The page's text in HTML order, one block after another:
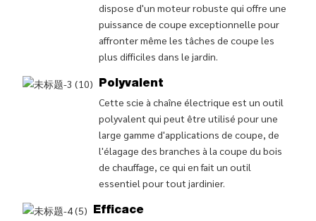
dispose d'un moteur robuste qui offre une
puissance de coupe exceptionnelle pour
affronter même les tâches de coupe les
plus difficiles dans le jardin.
Polyvalent
Cette scie à chaîne électrique est un outil
polyvalent qui peut être utilisé pour une
large gamme d'applications de coupe, de
l'élagage des branches à la coupe du bois
de chauffage, ce qui en fait un outil
essentiel pour tout jardinier.
Efficace